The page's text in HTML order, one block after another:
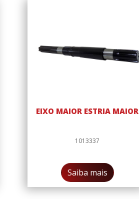
EIXO MAIOR ESTRIA MAIOR
1013337
Saiba mais